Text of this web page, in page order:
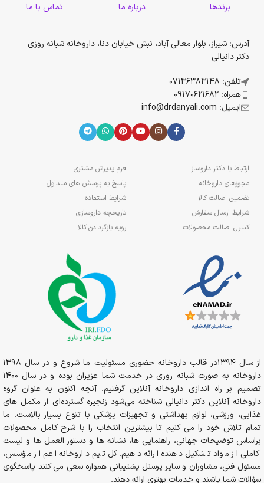
برندها درباره ما تماس با ما
آدرس: شیراز، بلوار معالی آباد، نبش خیابان دنا، داروخانه شبانه روزی
دکتر دانیالی
تلفن: 07136383148
همراه: 09170621682
ایمیل: info@drdanyali.com
ارتباط با دکتر داروساز
مجوزهای داروخانه
تضمین اصالت کالا
شرایط ارسال سفارش
کنترل اصالت محصولات
فرم پذیرش مشتری
پاسخ به پرسش های متداول
شرایط استفاده
تاریخچه داروسازی
رویه بازگردادن کالا
از سال 1394در قالب داروخانه حضوری مسئولیت ما شروع و در سال 1398
داروخانه به صورت شبانه روزی در خدمت شما عزیزان بوده و در سال 1400
تصمیم بر راه اندازی داروخانه آنلاین گرفتیم. آنچه اکنون به عنوان گروه
داروخانه آنلاین دکتر دانیالی شناخته می‌شود زنجیره گسترده‌ای از مکمل های
غذایی، ورزشی، لوازم بهداشتی و تجهیزات پزشکی با تنوع بسیار بالاست. ما
تمام تلاش خود را می کنیم تا بیشترین انتخاب را با شرح کامل محصولات
براساس توضیحات جهانی، راهنمایی ها، نشانه ها و دستور العمل ها و لیست
کاملی از مواد تشکیل دهنده ارائه دهیم. کل تیم داروخانه اعم از مؤسس،
مسئول فنی، مشاوران و سایر پرسنل پشتیبانی همواره سعی می کنند پاسخگوی
سؤالات شما باشند و خدمات بهتری ارائه دهند.